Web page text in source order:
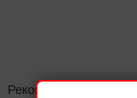
Рекомендуемые товары